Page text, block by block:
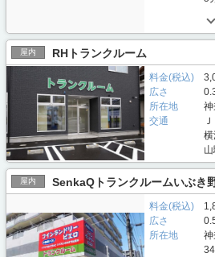
屋内 RHトランクルーム
料金(税込)
広さ
所在地
交通
屋内 SenkaQトランクルームいぶき
料金(税込)
広さ
所在地